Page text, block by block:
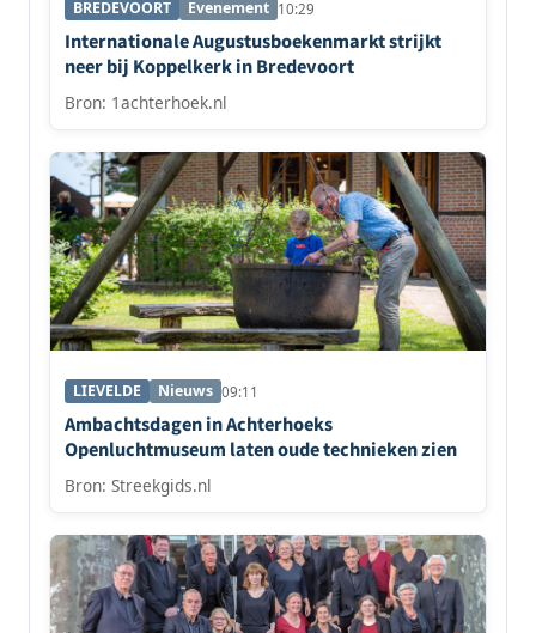
BREDEVOORT Evenement 10:29
Internationale Augustusboekenmarkt strijkt
neer bij Koppelkerk in Bredevoort
Bron: 1achterhoek.nl
LIEVELDE Nieuws 09:11
Ambachtsdagen in Achterhoeks
Openluchtmuseum laten oude technieken zien
Bron: Streekgids.nl